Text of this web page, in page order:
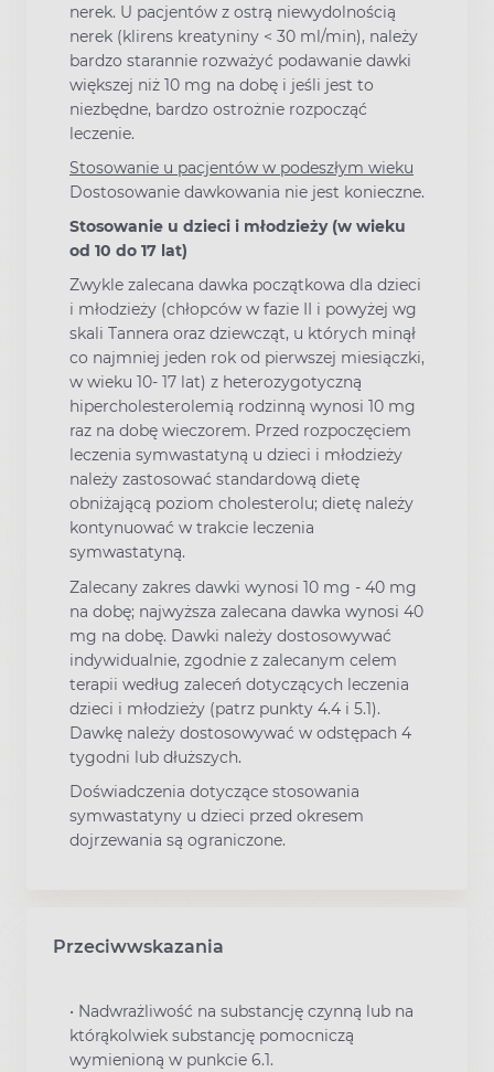
nerek. U pacjentów z ostrą niewydolnością
nerek (klirens kreatyniny < 30 ml/min), należy
bardzo starannie rozważyć podawanie dawki
większej niż 10 mg na dobę i jeśli jest to
niezbędne, bardzo ostrożnie rozpocząć
leczenie.
Stosowanie u pacjentów w podeszłym wieku
Dostosowanie dawkowania nie jest konieczne.
Stosowanie u dzieci i młodzieży (w wieku
od 10 do 17 lat)
Zwykle zalecana dawka początkowa dla dzieci
i młodzieży (chłopców w fazie II i powyżej wg
skali Tannera oraz dziewcząt, u których minął
co najmniej jeden rok od pierwszej miesiączki,
w wieku 10- 17 lat) z heterozygotyczną
hipercholesterolemią rodzinną wynosi 10 mg
raz na dobę wieczorem. Przed rozpoczęciem
leczenia symwastatyną u dzieci i młodzieży
należy zastosować standardową dietę
obniżającą poziom cholesterolu; dietę należy
kontynuować w trakcie leczenia
symwastatyną.
Zalecany zakres dawki wynosi 10 mg - 40 mg
na dobę; najwyższa zalecana dawka wynosi 40
mg na dobę. Dawki należy dostosowywać
indywidualnie, zgodnie z zalecanym celem
terapii według zaleceń dotyczących leczenia
dzieci i młodzieży (patrz punkty 4.4 i 5.1).
Dawkę należy dostosowywać w odstępach 4
tygodni lub dłuższych.
Doświadczenia dotyczące stosowania
symwastatyny u dzieci przed okresem
dojrzewania są ograniczone.
Przeciwwskazania
• Nadwrażliwość na substancję czynną lub na
którąkolwiek substancję pomocniczą
wymienioną w punkcie 6.1.